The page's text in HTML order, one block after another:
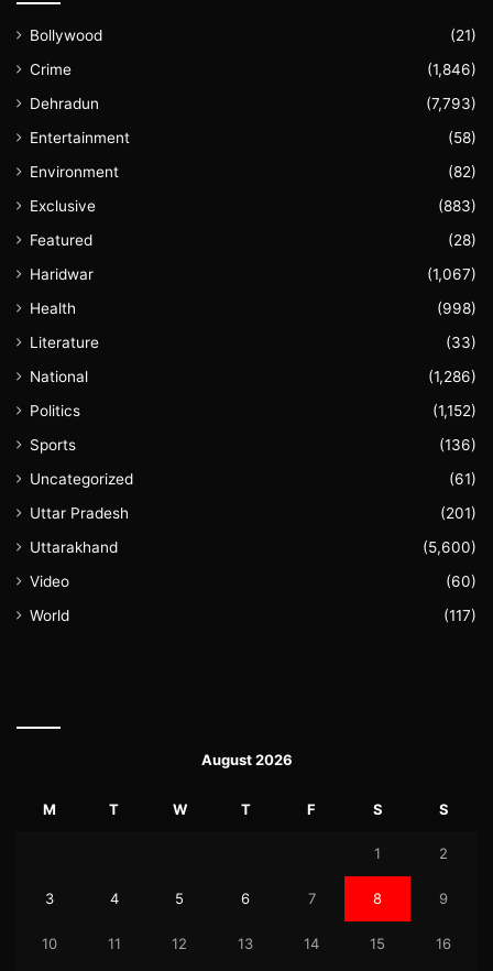
Bollywood
(21)
Crime
(1,846)
Dehradun
(7,793)
Entertainment
(58)
Environment
(82)
Exclusive
(883)
Featured
(28)
Haridwar
(1,067)
Health
(998)
Literature
(33)
National
(1,286)
Politics
(1,152)
Sports
(136)
Uncategorized
(61)
Uttar Pradesh
(201)
Uttarakhand
(5,600)
Video
(60)
World
(117)
August 2026
M T W T F S S
1 2
3 4 5 6 7 8 9
10 11 12 13 14 15 16